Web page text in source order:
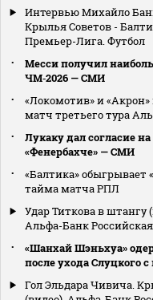
Интервью Михайло
Крылья Советов -
Премьер-Лига. Футбол
Месси получил
ЧМ‑2026 — СМИ
«Локомотив» и
матч третьего тура
Лукаку дал согласие
«Фенербахче» — СМИ
«Балтика» обыгрывает
тайма матча РПЛ
Удар Титкова в штангу
Альфа-Банк
«Шанхай Шэньхуа»
после ухода Слуцкого
Гол Эльдара Чивича.